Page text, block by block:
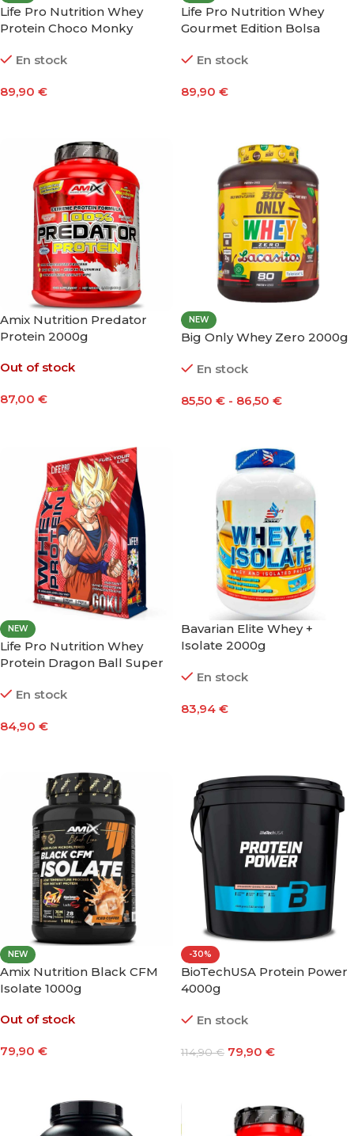
Life Pro Nutrition Whey
Protein Choco Monky
En stock
89,90 €
Life Pro Nutrition Whey
Gourmet Edition Bolsa
En stock
89,90 €
Amix Nutrition Predator
Protein 2000g
Out of stock
87,00 €
NEW
Big Only Whey Zero 2000g
En stock
85,50 € - 86,50 €
NEW
Life Pro Nutrition Whey
Protein Dragon Ball Super
En stock
84,90 €
Bavarian Elite Whey +
Isolate 2000g
En stock
83,94 €
NEW
Amix Nutrition Black CFM
Isolate 1000g
Out of stock
79,90 €
-30%
BioTechUSA Protein Power
4000g
En stock
114,90€ 79,90 €